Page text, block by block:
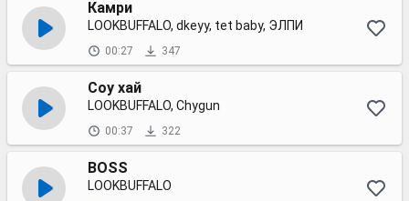
Камри
LOOKBUFFALO, dkeyy, tet baby, ЭЛПИ
00:27 347
Соу хай
LOOKBUFFALO, Chygun
00:37 322
BOSS
LOOKBUFFALO